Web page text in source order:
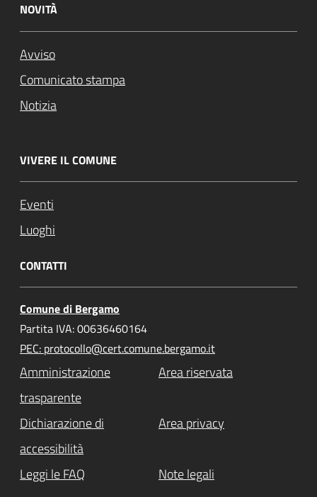
NOVITÀ
Avviso
Comunicato stampa
Notizia
VIVERE IL COMUNE
Eventi
Luoghi
CONTATTI
Comune di Bergamo
Partita IVA: 00636460164
PEC: protocollo@cert.comune.bergamo.it
Amministrazione
trasparente
Area riservata
Dichiarazione di
accessibilità
Area privacy
Leggi le FAQ Note legali